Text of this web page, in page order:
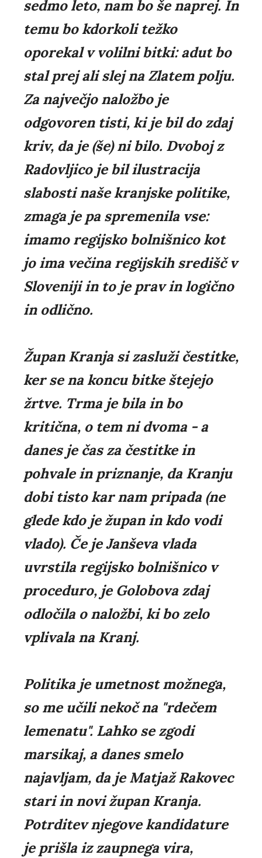
sedmo leto, nam bo še naprej. In
temu bo kdorkoli težko
oporekal v volilni bitki: adut bo
stal prej ali slej na Zlatem polju.
Za največjo naložbo je
odgovoren tisti, ki je bil do zdaj
kriv, da je (še) ni bilo. Dvoboj z
Radovljico je bil ilustracija
slabosti naše kranjske politike,
zmaga je pa spremenila vse:
imamo regijsko bolnišnico kot
jo ima večina regijskih središč v
Sloveniji in to je prav in logično
in odlično.
Župan Kranja si zasluži čestitke,
ker se na koncu bitke štejejo
žrtve. Trma je bila in bo
kritična, o tem ni dvoma - a
danes je čas za čestitke in
pohvale in priznanje, da Kranju
dobi tisto kar nam pripada (ne
glede kdo je župan in kdo vodi
vlado). Če je Janševa vlada
uvrstila regijsko bolnišnico v
proceduro, je Golobova zdaj
odločila o naložbi, ki bo zelo
vplivala na Kranj.
Politika je umetnost možnega,
so me učili nekoč na "rdečem
lemenatu". Lahko se zgodi
marsikaj, a danes smelo
najavljam, da je Matjaž Rakovec
stari in novi župan Kranja.
Potrditev njegove kandidature
je prišla iz zaupnega vira,